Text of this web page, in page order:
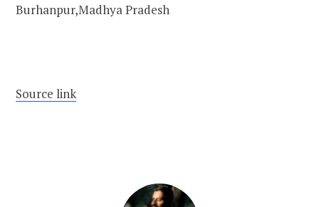
Burhanpur,Madhya Pradesh
Source link